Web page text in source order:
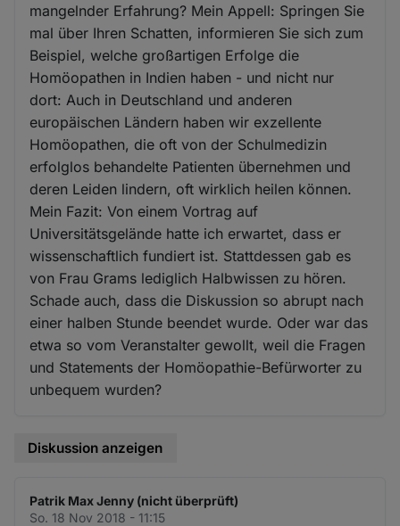
mangelnder Erfahrung? Mein Appell: Springen Sie
mal über Ihren Schatten, informieren Sie sich zum
Beispiel, welche großartigen Erfolge die
Homöopathen in Indien haben - und nicht nur
dort: Auch in Deutschland und anderen
europäischen Ländern haben wir exzellente
Homöopathen, die oft von der Schulmedizin
erfolglos behandelte Patienten übernehmen und
deren Leiden lindern, oft wirklich heilen können.
Mein Fazit: Von einem Vortrag auf
Universitätsgelände hatte ich erwartet, dass er
wissenschaftlich fundiert ist. Stattdessen gab es
von Frau Grams lediglich Halbwissen zu hören.
Schade auch, dass die Diskussion so abrupt nach
einer halben Stunde beendet wurde. Oder war das
etwa so vom Veranstalter gewollt, weil die Fragen
und Statements der Homöopathie-Befürworter zu
unbequem wurden?
Diskussion anzeigen
Patrik Max Jenny (nicht überprüft)
So. 18 Nov 2018 - 11:15